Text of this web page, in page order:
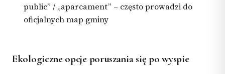
public” / „aparcament” – często prowadzi do
oficjalnych map gminy
Ekologiczne opcje poruszania się po wyspie